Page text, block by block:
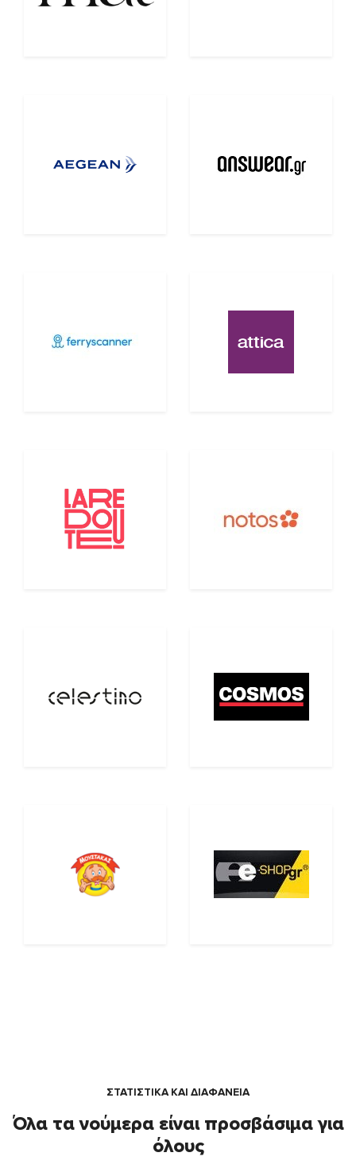
ΣΤΑΤΙΣΤΙΚΑ ΚΑΙ ΔΙΑΦΑΝΕΙΑ
Όλα τα νούμερα είναι προσβάσιμα για
όλους